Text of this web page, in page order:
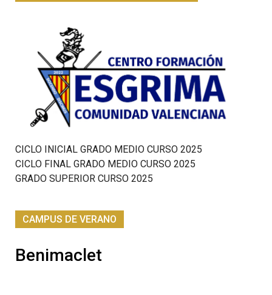
CICLO INICIAL GRADO MEDIO CURSO 2025
CICLO FINAL GRADO MEDIO CURSO 2025
GRADO SUPERIOR CURSO 2025
CAMPUS DE VERANO
Benimaclet